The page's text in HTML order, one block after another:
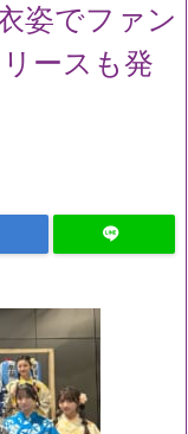
姿でファン
ースも発